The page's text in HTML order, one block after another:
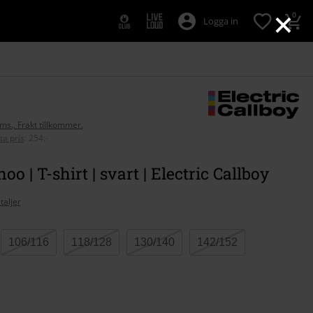
×
Logga in 0
Frakt tillkommer.
pris
254:-
| T-shirt | svart | Electric Callboy
106/116 118/128 130/140 142/152